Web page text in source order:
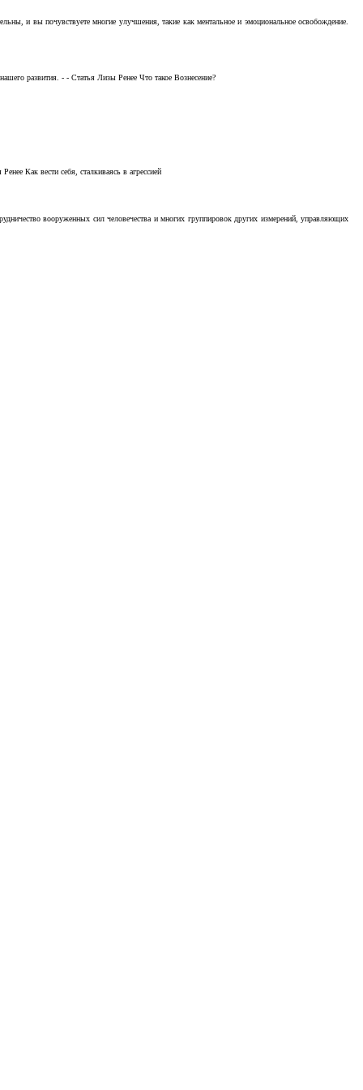
и вы почувствуете многие улучшения, такие как ментальное и эмоциональное освобождение.
развития. - - Статья Лизы Ренее Что такое Вознесение?
Как вести себя, сталкиваясь в агрессией
вооруженных сил человечества и многих группировок других измерений, управляющих